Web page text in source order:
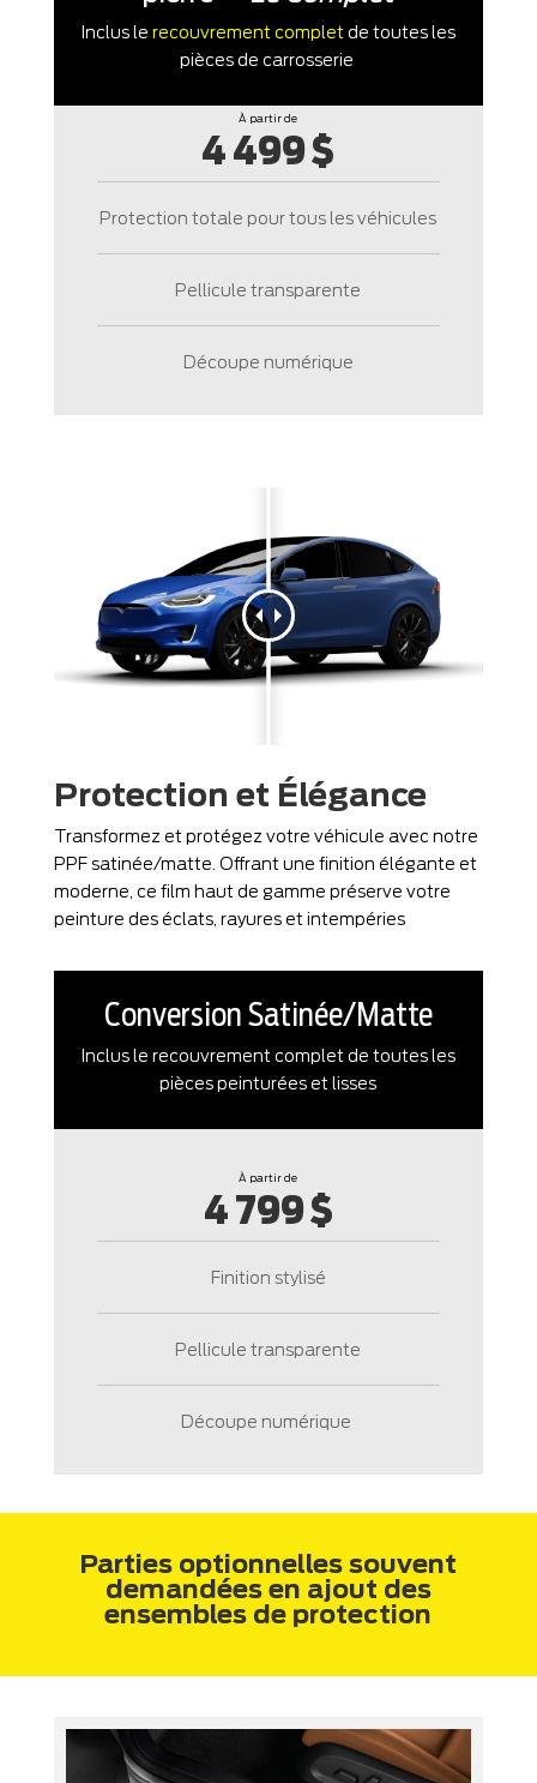
Inclus le recouvrement complet de toutes les
pièces de carrosserie
À partir de
4 499 $
Protection totale pour tous les véhicules
Pellicule transparente
Découpe numérique
Protection et Élégance
Transformez et protégez votre véhicule avec notre
PPF satinée/matte. Offrant une finition élégante et
moderne, ce film haut de gamme préserve votre
peinture des éclats, rayures et intempéries
Conversion Satinée/Matte
Inclus le recouvrement complet de toutes les
pièces peinturées et lisses
À partir de
4 799 $
Finition stylisé
Pellicule transparente
Découpe numérique
Parties optionnelles souvent
demandées en ajout des
ensembles de protection